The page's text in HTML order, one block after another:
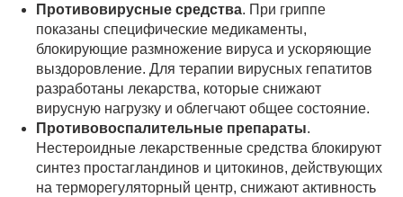
Противовирусные средства. При гриппе
показаны специфические медикаменты,
блокирующие размножение вируса и ускоряющие
выздоровление. Для терапии вирусных гепатитов
разработаны лекарства, которые снижают
вирусную нагрузку и облегчают общее состояние.
Противовоспалительные препараты.
Нестероидные лекарственные средства блокируют
синтез простагландинов и цитокинов, действующих
на терморегуляторный центр, снижают активность